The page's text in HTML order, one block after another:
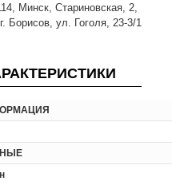
Минск, Стариновская, 2,
ул. Гоголя, 23-3/1